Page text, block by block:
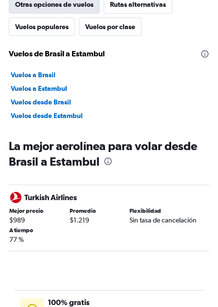
Otras opciones de vuelos Rutas alternativas
Vuelos populares Vuelos por clase
Vuelos de Brasil a Estambul
Vuelos a Brasil
Vuelos a Estambul
Vuelos desde Brasil
Vuelos desde Estambul
La mejor aerolínea para volar desde
Brasil a Estambul
Turkish Airlines
Mejor precio
$989
Promedio
$1.219
Flexibilidad
Sin tasa de cancelación
A tiempo
77 %
100% gratis